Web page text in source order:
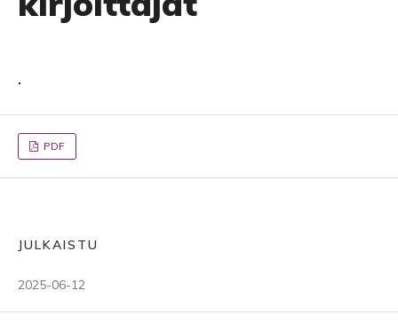
.
PDF
JULKAISTU
2025-06-12